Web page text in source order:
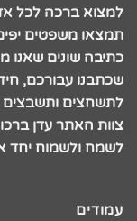
למצוא ברכה לכל
תמצאו משפטים
כתיבה שונים שאנו
שכתבנו עבורכם,
לתשחצים ותשבצים
צוות האתר עדן
לשמח ולשמוח יחד
עמודים